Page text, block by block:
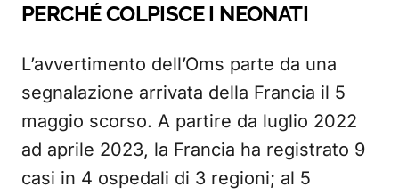
PERCHÉ COLPISCE I NEONATI
L’avvertimento dell’Oms parte da una
segnalazione arrivata della Francia il 5
maggio scorso. A partire da luglio 2022
ad aprile 2023, la Francia ha registrato 9
casi in 4 ospedali di 3 regioni; al 5